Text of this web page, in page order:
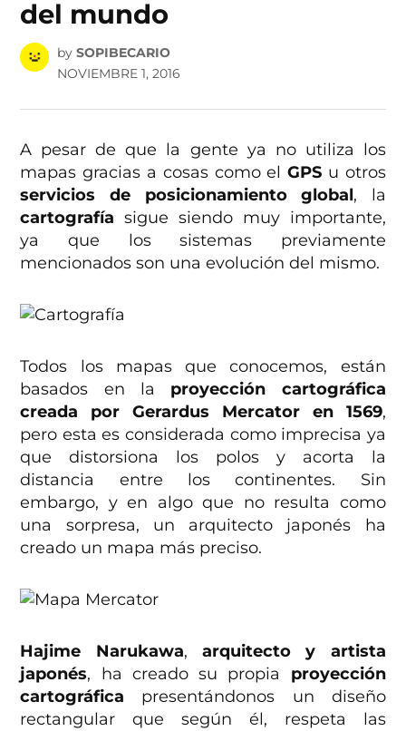
del mundo
by SOPIBECARIO
NOVIEMBRE 1, 2016
A pesar de que la gente ya no utiliza los
mapas gracias a cosas como elGPS u otros
servicios de posicionamiento global, la
cartografía sigue siendo muy importante,
ya que los sistemas previamente
mencionados son una evolución del mismo.
Todos los mapas que conocemos, están
basados en la proyección cartográfica
creada por Gerardus Mercator en 1569,
pero esta es considerada como imprecisa ya
que distorsiona los polos y acorta la
distancia entre los continentes. Sin
embargo, y en algo que no resulta como
una sorpresa, un arquitecto japonés ha
creado un mapa más preciso.
Hajime Narukawa, arquitecto y artista
japonés, ha creado su propia proyección
cartográfica presentándonos un diseño
rectangular que según él, respeta las